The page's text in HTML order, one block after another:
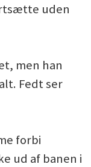
uden
men han
Fedt ser
forbi
ud af banen i